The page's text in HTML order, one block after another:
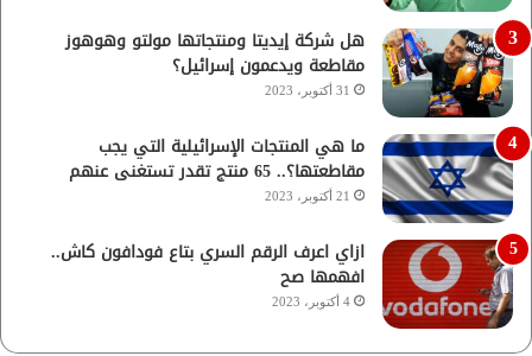
هل شركة إيديتا ومنتجاتها مولتو وهوهوز
مقاطعة ويدعمون إسرائيل؟
31 أكتوبر، 2023
ما هي المنتجات الإسرائيلية التي يجب
مقاطعتها؟.. 65 منتج تقدر تستغنى عنهم
21 أكتوبر، 2023
ازاي اعرف الرقم السري بتاع فودافون كاش..
افهمها صح
4 أكتوبر، 2023